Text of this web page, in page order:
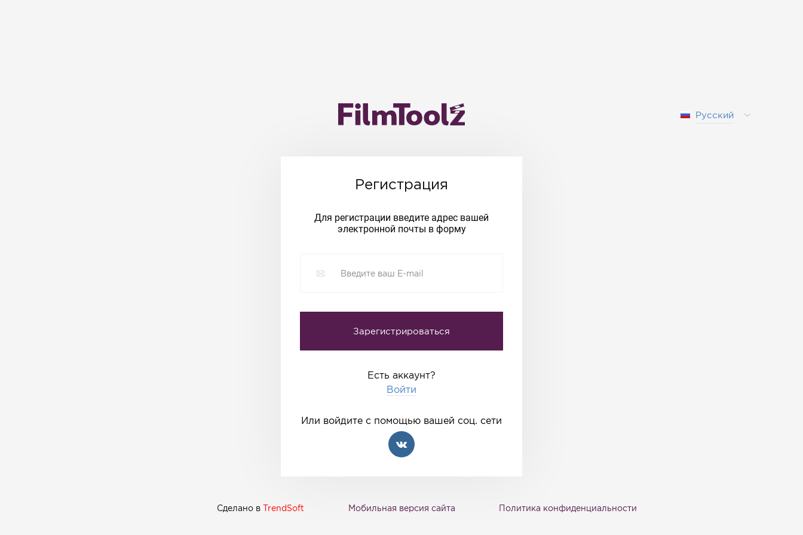
Русский
Регистрация
Для регистрации введите адрес вашей
электронной почты в форму
Есть аккаунт?
Войти
Или войдите с помощью вашей соц. сети
Сделано в TrendSoft Мобильная версия сайта Политика конфиденциальности